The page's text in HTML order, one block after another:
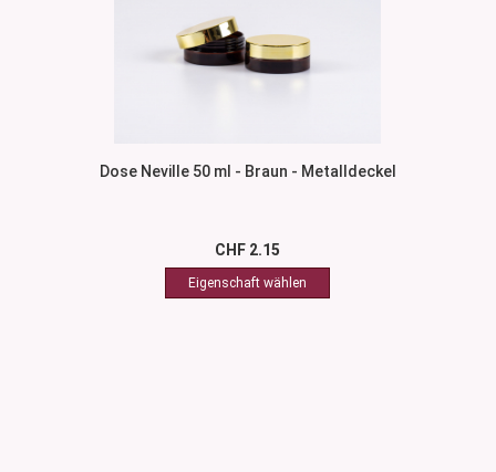
Dose Neville 50 ml - Braun - Metalldeckel
CHF 2.15